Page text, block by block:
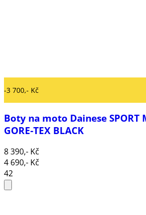
-3 700,- Kč
Boty na moto Dainese SPORT
GORE-TEX BLACK
8 390,- Kč
4 690,- Kč
42